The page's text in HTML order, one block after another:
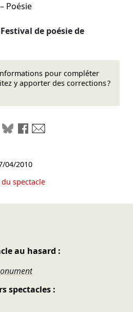
Poésie
Festival de poésie de
pour compléter
y apporter des corrections ?
le liensur LinkedIn
Partager sur Mastodon
Partager sur Bluesky
Partager sur Facebook
04/2010
spectacle
au hasard :
spectacles :